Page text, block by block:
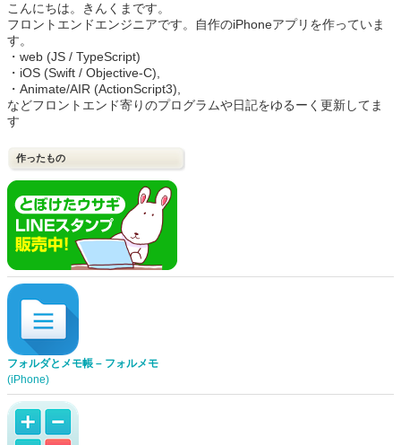
こんにちは。きんくまです。
フロントエンドエンジニアです。自作のiPhoneアプリを作っていま
す。
・web (JS / TypeScript)
・iOS (Swift / Objective-C),
・Animate/AIR (ActionScript3),
などフロントエンド寄りのプログラムや日記をゆるーく更新してま
す
作ったもの
フォルダとメモ帳 – フォルメモ
(iPhone)